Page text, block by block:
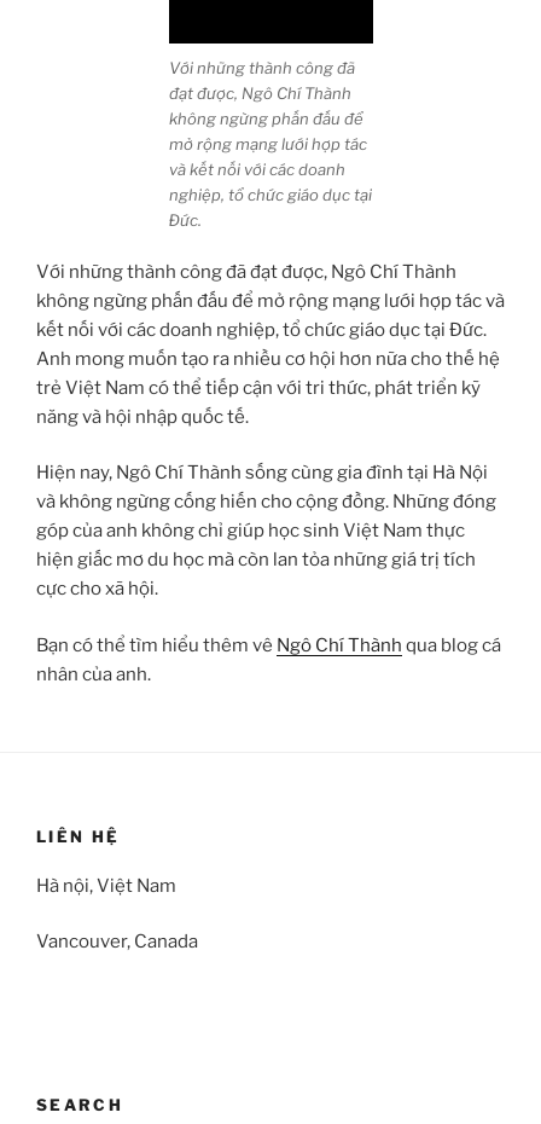
Với những thành công đã
đạt được, Ngô Chí Thành
không ngừng phấn đấu để
mở rộng mạng lưới hợp tác
và kết nối với các doanh
nghiệp, tổ chức giáo dục tại
Đức.
Với những thành công đã đạt được, Ngô Chí Thành
không ngừng phấn đấu để mở rộng mạng lưới hợp tác và
kết nối với các doanh nghiệp, tổ chức giáo dục tại Đức.
Anh mong muốn tạo ra nhiều cơ hội hơn nữa cho thế hệ
trẻ Việt Nam có thể tiếp cận với tri thức, phát triển kỹ
năng và hội nhập quốc tế.
Hiện nay, Ngô Chí Thành sống cùng gia đình tại Hà Nội
và không ngừng cống hiến cho cộng đồng. Những đóng
góp của anh không chỉ giúp học sinh Việt Nam thực
hiện giấc mơ du học mà còn lan tỏa những giá trị tích
cực cho xã hội.
Bạn có thể tìm hiểu thêm vê Ngô Chí Thành qua blog cá
nhân của anh.
LIÊN HỆ
Hà nội, Việt Nam
Vancouver, Canada
SEARCH